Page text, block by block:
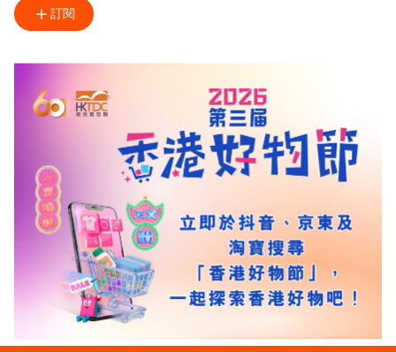
訂閱